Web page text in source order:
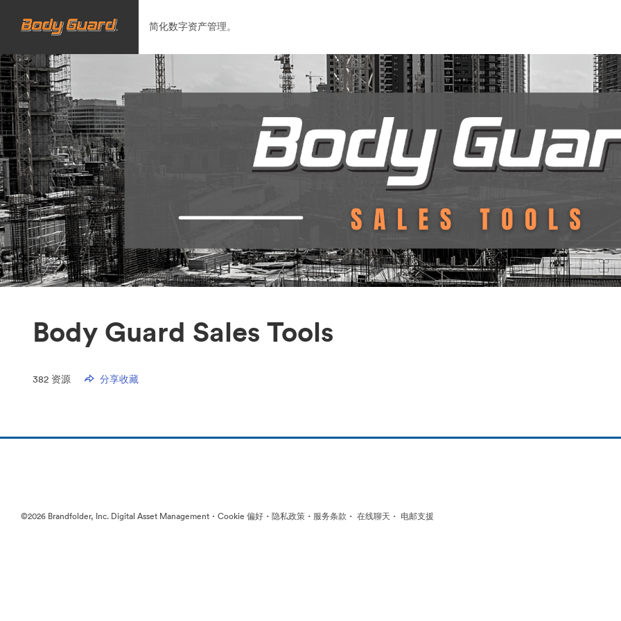
简化数字资产管理。
Body Guard Sales Tools
382 资源 分享收藏
©2026 Brandfolder, Inc. Digital Asset Management · Cookie 偏好 · 隐私政策 · 服务条款 · 在线聊天 · 电邮支援